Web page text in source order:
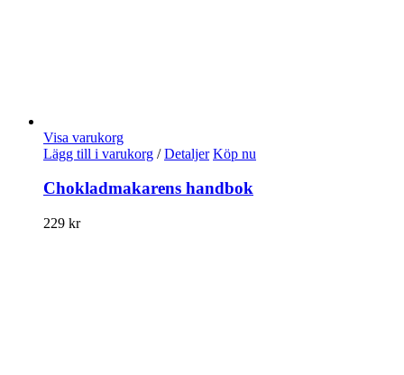
Visa varukorg
Lägg till i varukorg / Detaljer Köp nu
Chokladmakarens handbok
229 kr